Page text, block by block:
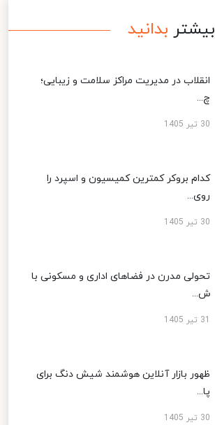
بیشتر بدانید
انقلاب در مدیریت مراکز سلامت و زیبایی؛
چ...
30 تیر 1405
کدام بروکر کمترین کمیسیون و اسپرد را
روی...
30 تیر 1405
تحولی مدرن در فضاهای اداری و مسکونی با
ش...
ظهور بازار آنلاین هوشمند شیش دنگ برای
پا...
30 تیر 1405